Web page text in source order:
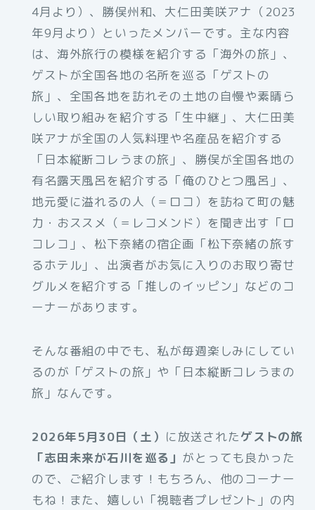
4月より）、勝俣州和、大仁田美咲アナ（2023
年9月より）といったメンバーです。主な内容
は、海外旅行の模様を紹介する「海外の旅」、
ゲストが全国各地の名所を巡る「ゲストの
旅」、全国各地を訪れその土地の自慢や素晴ら
しい取り組みを紹介する「生中継」、大仁田美
咲アナが全国の人気料理や名産品を紹介する
「日本縦断コレうまの旅」、勝俣が全国各地の
有名露天風呂を紹介する「俺のひとつ風呂」、
地元愛に溢れるの人（＝ロコ）を訪ねて町の魅
力・おススメ（＝レコメンド）を聞き出す「ロ
コレコ」、松下奈緒の宿企画「松下奈緒の旅す
るホテル」、出演者がお気に入りのお取り寄せ
グルメを紹介する「推しのイッピン」などのコ
ーナーがあります。
そんな番組の中でも、私が毎週楽しみにしてい
るのが「ゲストの旅」や「日本縦断コレうまの
旅」なんです。
2026年5月30日（土） に放送されたゲストの旅
「志田未来が石川を巡る 」 がとっても良かった
ので、ご紹介します！もちろん、他のコーナー
もね！また、嬉しい「視聴者プレゼント」の内